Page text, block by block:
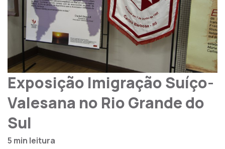
Exposição Imigração Suíço-
Valesana no Rio Grande do
Sul
5 min leitura